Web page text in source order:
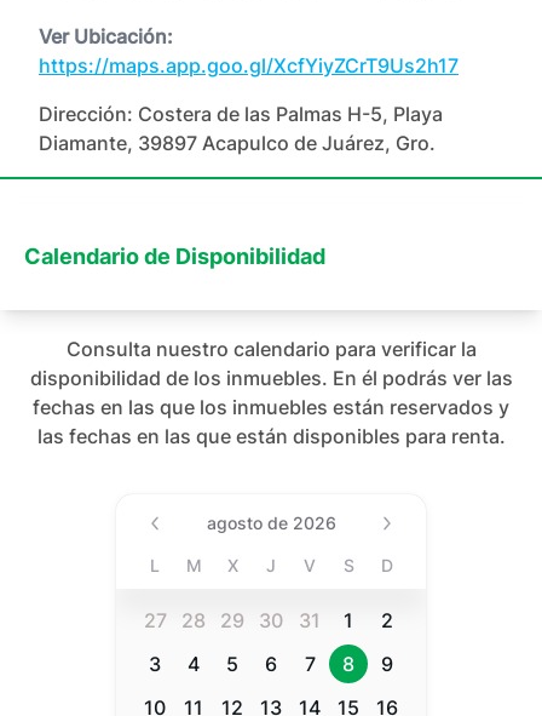
Ver Ubicación:
https://maps.app.goo.gl/XcfYiyZCrT9Us2h17
Dirección: Costera de las Palmas H-5, Playa
Diamante, 39897 Acapulco de Juárez, Gro.
Calendario de Disponibilidad
Consulta nuestro calendario para verificar la
disponibilidad de los inmuebles. En él podrás ver las
fechas en las que los inmuebles están reservados y
las fechas en las que están disponibles para renta.
Date (Min Date Value),
agosto de 2026
L M X J V S D
27 28 29 30 31 1
2
3
4 5 6 7 8
9
10
11 12 13 14 15
16